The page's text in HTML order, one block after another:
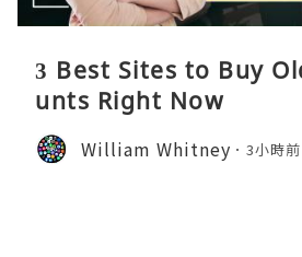
3 Best Sites to Buy
unts Right Now
William Whitney 3小時前